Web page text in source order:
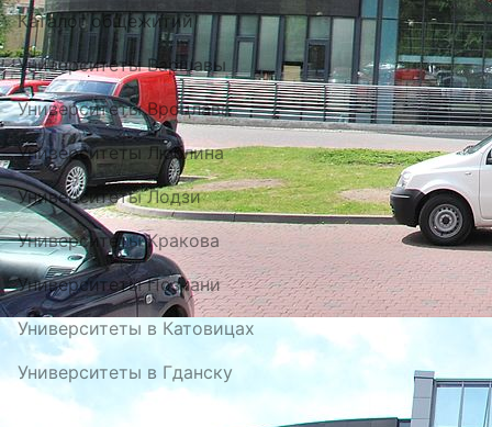
Каталог общежитий
Университеты Варшавы
Университеты Вроцлава
Университеты Люблина
Университеты Лодзи
Университеты Кракова
Университеты Познани
Университеты в Катовицах
Университеты в Гданску